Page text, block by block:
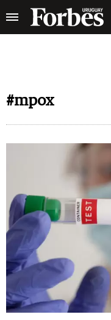
#mpox